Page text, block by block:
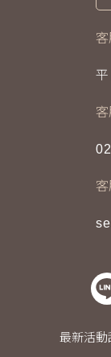
最新活動